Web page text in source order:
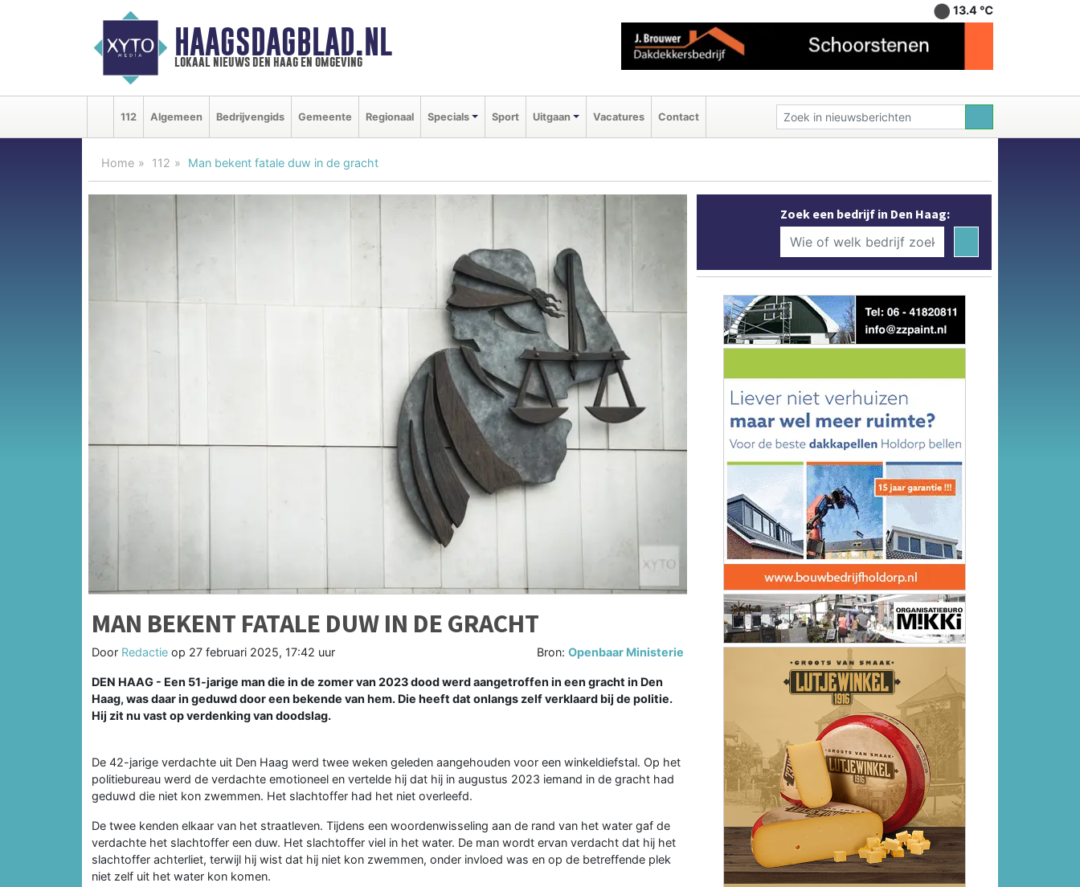
HAAGSDAGBLAD.NL
lokaal nieuws den haag en omgeving
13.4 ℃
112 Algemeen Bedrijvengids Gemeente Regionaal Specials Sport Uitgaan Vacatures Contact
Home 112 Man bekent fatale duw in de gracht
MAN BEKENT FATALE DUW IN DE GRACHT
Door Redactie op 27 februari 2025, 17:42 uur Bron:Openbaar Ministerie
DEN HAAG - Een 51-jarige man die in de zomer van 2023 dood werd aangetroffen in een gracht in Den
Haag, was daar in geduwd door een bekende van hem. Die heeft dat onlangs zelf verklaard bij de politie.
Hij zit nu vast op verdenking van doodslag.
De 42-jarige verdachte uit Den Haag werd twee weken geleden aangehouden voor een winkeldiefstal. Op het
politiebureau werd de verdachte emotioneel en vertelde hij dat hij in augustus 2023 iemand in de gracht had
geduwd die niet kon zwemmen. Het slachtoffer had het niet overleefd.
De twee kenden elkaar van het straatleven. Tijdens een woordenwisseling aan de rand van het water gaf de
verdachte het slachtoffer een duw. Het slachtoffer viel in het water. De man wordt ervan verdacht dat hij het
slachtoffer achterliet, terwijl hij wist dat hij niet kon zwemmen, onder invloed was en op de betreffende plek
niet zelf uit het water kon komen.
Zoek een bedrijf in Den Haag: